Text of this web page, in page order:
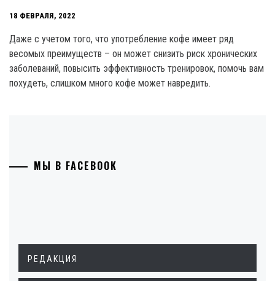
18 ФЕВРАЛЯ, 2022
Даже с учетом того, что употребление кофе имеет ряд
весомых преимуществ – он может снизить риск хронических
заболеваний, повысить эффективность тренировок, помочь вам
похудеть, слишком много кофе может навредить.
МЫ В FACEBOOK
РЕДАКЦИЯ